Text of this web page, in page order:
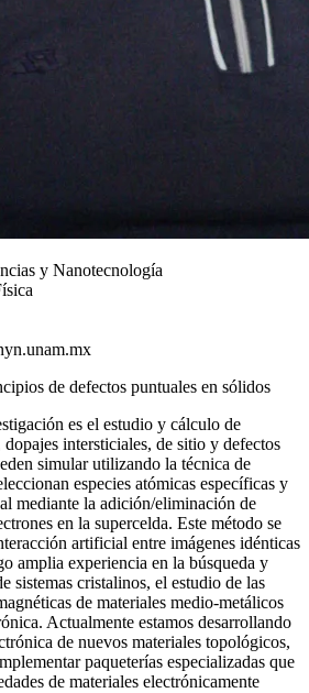
y Nanotecnología
de defectos puntuales en sólidos
es el estudio y cálculo de
intersticiales, de sitio y defectos
simular utilizando la técnica de
especies atómicas específicas y
mediante la adición/eliminación de
en la supercelda. Este método se
artificial entre imágenes idénticas
amplia experiencia en la búsqueda y
sistemas cristalinos, el estudio de las
de materiales medio-metálicos
Actualmente estamos desarrollando
de nuevos materiales topológicos,
paqueterías especializadas que
de materiales electrónicamente